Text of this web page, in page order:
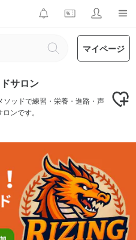
マイページ
サロン
ッドで練習・栄養・進路・声
ンです。